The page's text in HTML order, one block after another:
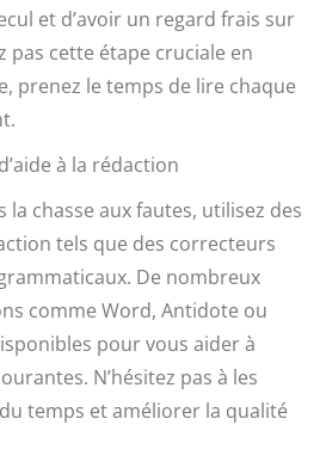
et d’avoir un regard frais sur
pas cette étape cruciale en
prenez le temps de lire chaque
à la rédaction
la chasse aux fautes, utilisez des
tels que des correcteurs
De nombreux
comme Word, Antidote ou
pour vous aider à
N’hésitez pas à les
temps et améliorer la qualité